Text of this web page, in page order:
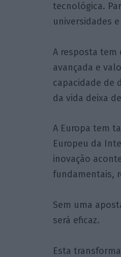
tecnológica.
universidades
A resposta tem
avançada e
capacidade de
da vida deixa
A Europa tem
Europeu da
inovação
fundamentais,
Sem uma
será eficaz.
Esta